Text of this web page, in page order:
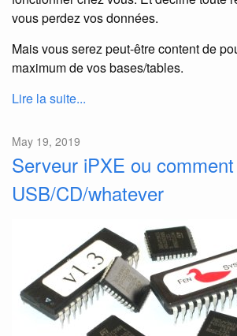
vous perdez vos données.
Mais vous serez peut-être content de
maximum de vos bases/tables.
Lire la suite...
May 19, 2019
Serveur iPXE ou
USB/CD/whatever